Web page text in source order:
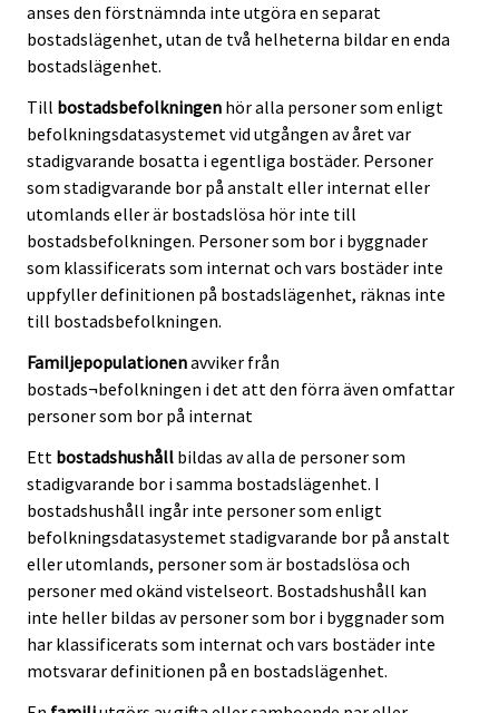
anses den förstnämnda inte utgöra en separat
bostadslägenhet, utan de två helheterna bildar en enda
bostadslägenhet.
Till bostadsbefolkningen hör alla personer som enligt
befolkningsdatasystemet vid utgången av året var
stadigvarande bosatta i egentliga bostäder. Personer
som stadigvarande bor på anstalt eller internat eller
utomlands eller är bostadslösa hör inte till
bostadsbefolkningen. Personer som bor i byggnader
som klassificerats som internat och vars bostäder inte
uppfyller definitionen på bostadslägenhet, räknas inte
till bostadsbefolkningen.
Familjepopulationenavviker från
bostads¬befolkningen i det att den förra även omfattar
personer som bor på internat
Ett bostadshushåll bildas av alla de personer som
stadigvarande bor i samma bostadslägenhet. I
bostadshushåll ingår inte personer som enligt
befolkningsdatasystemet stadigvarande bor på anstalt
eller utomlands, personer som är bostadslösa och
personer med okänd vistelseort. Bostadshushåll kan
inte heller bildas av personer som bor i byggnader som
har klassificerats som internat och vars bostäder inte
motsvarar definitionen på en bostadslägenhet.